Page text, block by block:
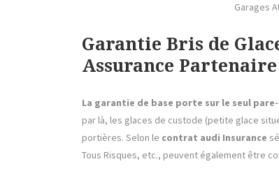
Garages
Garantie Bris de
Assurance
La garantie de base porte sur le seul
par là, les glaces de custode (petite glace
portières. Selon le contrat audi Insurance
Tous Risques, etc., peuvent également être